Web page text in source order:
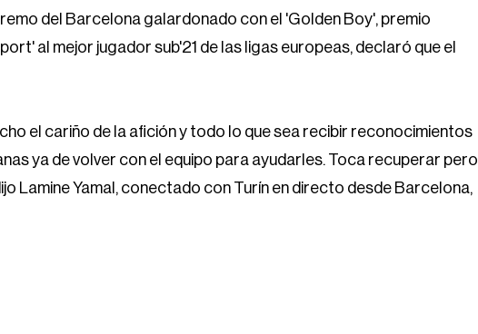
del Barcelona galardonado con el 'Golden Boy', premio
al mejor jugador sub'21 de las ligas europeas, declaró que el
el cariño de la afición y todo lo que sea recibir reconocimientos
ya de volver con el equipo para ayudarles. Toca recuperar pero
Lamine Yamal, conectado con Turín en directo desde Barcelona,